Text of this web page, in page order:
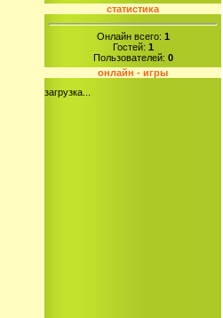
статистика
Онлайн всего: 1
Гостей: 1
Пользователей: 0
онлайн - игры
загрузка...